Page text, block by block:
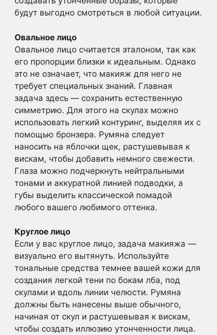
будут выгодно смотреться в любой ситуации.
Овальное лицо
Овальное лицо считается эталоном, так как
его пропорции близки к идеальным. Однако
это не означает, что макияж для него не
требует специальных знаний. Главная
задача здесь — сохранить естественную
симметрию. Для этого на скулах можно
использовать легкий контуринг, выделяя их с
помощью бронзера. Румяна следует
наносить на яблочки щек, растушевывая к
вискам, чтобы добавить немного свежести.
Глаза можно подчеркнуть нейтральными
тонами и аккуратной линией подводки, а
губы выделить классической помадой
любого вашего любимого оттенка.
Круглое лицо
Если у вас круглое лицо, задача макияжа —
визуально его вытянуть. Используйте
тональные средства темнее вашей кожи для
создания легкой тени по бокам лба, под
скулами и вдоль линии челюсти. Румяна
должны быть нанесены выше обычного,
начиная от скул и растушевывая к вискам,
чтобы создать иллюзию утонченности лица.